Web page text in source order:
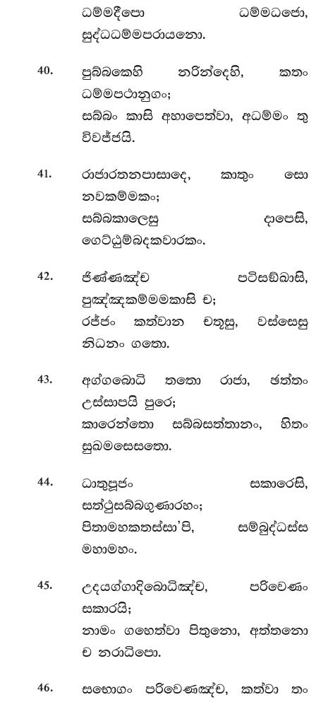
ධම්මදීපො ධම්මධජො,
සුද්ධධම්මපරායනො.
40.
පුබ්බකෙහි නරින්දෙහි, කතං
ධම්මපථානුගං;
සබ්බං කාසි අහාපෙත්වා, අධම්මං තු
විවජ්ජයි.
41.
රාජාරතනපාසාදෙ, කාතුං සො
නවකම්මකං;
සබ්බකාලෙසු දාපෙසි,
ගෙට්ඨුම්බදකවාරකං.
42.
ජිණ්ණඤ්ච පටිසඞ්ඛාසි,
පුඤ්ඤකම්මමකාසි ච;
රජ්ජං කත්වාන චතූසු, වස්සෙසු
නිධනං ගතො.
43.
අග්ගබොධි තතො රාජා, ඡත්තං
උස්සාපයි පුරෙ;
කාරෙන්තො සබ්බසත්තානං, හිතං
සුඛමසෙසතො.
44.
ධාතුපූජං සකාරෙසි,
සත්ථුසබ්බගුණාරහං;
පිතාමහකතස්සා’පි, සම්බුද්ධස්ස
මහාමහං.
45.
උදයග්ගාදිබොධිඤ්ච, පරිවෙණං
සකාරයි;
නාමං ගහෙත්වා පිතුනො, අත්තනො
ච නරාධිපො.
46. සභොගං පරිවෙණඤ්ච, කත්වා තං